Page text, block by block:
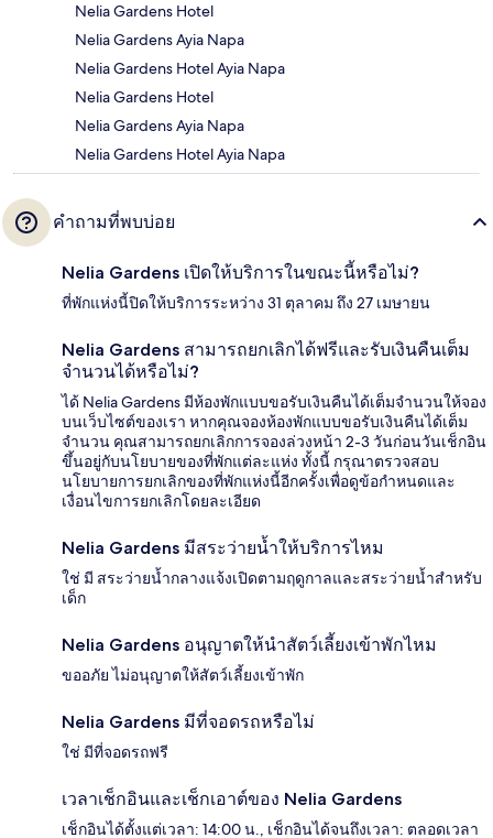
Nelia Gardens Hotel
Nelia Gardens Ayia Napa
Nelia Gardens Hotel Ayia Napa
Nelia Gardens Hotel
Nelia Gardens Ayia Napa
Nelia Gardens Hotel Ayia Napa
คำถามที่พบบ่อย
Nelia Gardens เปิดให้บริการในขณะนี้หรือไม่?
ที่พักแห่งนี้ปิดให้บริการระหว่าง 31 ตุลาคม ถึง 27 เมษายน
Nelia Gardens สามารถยกเลิกได้ฟรีและรับเงินคืนเต็ม
จำนวนได้หรือไม่?
ได้ Nelia Gardens มีห้องพักแบบขอรับเงินคืนได้เต็มจำนวนให้จอง
บนเว็บไซต์ของเรา หากคุณจองห้องพักแบบขอรับเงินคืนได้เต็ม
จำนวน คุณสามารถยกเลิกการจองล่วงหน้า 2-3 วันก่อนวันเช็กอิน
ขึ้นอยู่กับนโยบายของที่พักแต่ละแห่ง ทั้งนี้ กรุณาตรวจสอบ
นโยบายการยกเลิกของที่พักแห่งนี้อีกครั้งเพื่อดูข้อกำหนดและ
เงื่อนไขการยกเลิกโดยละเอียด
Nelia Gardens มีสระว่ายน้ำให้บริการไหม
ใช่ มี สระว่ายน้ำกลางแจ้งเปิดตามฤดูกาลและสระว่ายน้ำสำหรับ
เด็ก
Nelia Gardens อนุญาตให้นำสัตว์เลี้ยงเข้าพักไหม
ขออภัย ไม่อนุญาตให้สัตว์เลี้ยงเข้าพัก
Nelia Gardens มีที่จอดรถหรือไม่
ใช่ มีที่จอดรถฟรี
เวลาเช็กอินและเช็กเอาต์ของ Nelia Gardens
เช็กอินได้ตั้งแต่เวลา: 14:00 น., เช็กอินได้จนถึงเวลา: ตลอดเวลา